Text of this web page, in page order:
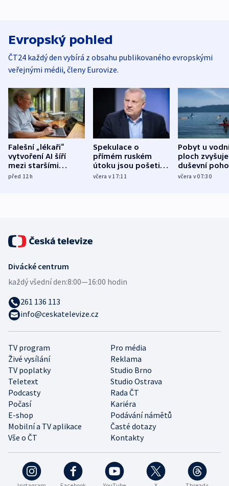
Evropský pohled
ČT24 každý den vybírá z obsahu publikovaného evropskými
veřejnými médii, členy Eurovize.
Falešní „lékaři“
vytvoření AI šíří
mezi staršími
Poláky nebezpečné
před 12h
Spekulace o
přímém ruském
útoku jsou pošetilé,
míní estonský
včera v 17:11
Pobyt u
ploch zvyšuje
duševní
ukázala
včera v 07:30
TV program
Pro média
Živé vysílání
Reklama
TV poplatky
Studio Brno
Teletext
Studio Ostrava
Podcasty
Rada ČT
Počasí
Kariéra
E-shop
Podávání námětů
Mobilní a TV aplikace
Časté dotazy
Vše o ČT
Kontakty
Divácké centrum
každý všední den:8:00—16:00 hodin
261 136 113
info@ceskatelevize.cz